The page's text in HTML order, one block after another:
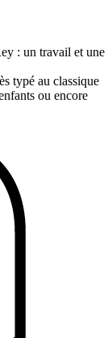
: un travail et une
typé au classique
ou encore